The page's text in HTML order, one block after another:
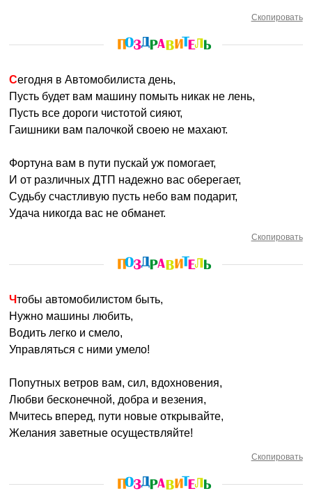
Скопировать
Сегодня в Автомобилиста день,
Пусть будет вам машину помыть никак не лень,
Пусть все дороги чистотой сияют,
Гаишники вам палочкой своею не махают.
Фортуна вам в пути пускай уж помогает,
И от различных ДТП надежно вас оберегает,
Судьбу счастливую пусть небо вам подарит,
Удача никогда вас не обманет.
Скопировать
Чтобы автомобилистом быть,
Нужно машины любить,
Водить легко и смело,
Управляться с ними умело!
Попутных ветров вам, сил, вдохновения,
Любви бесконечной, добра и везения,
Мчитесь вперед, пути новые открывайте,
Желания заветные осуществляйте!
Скопировать